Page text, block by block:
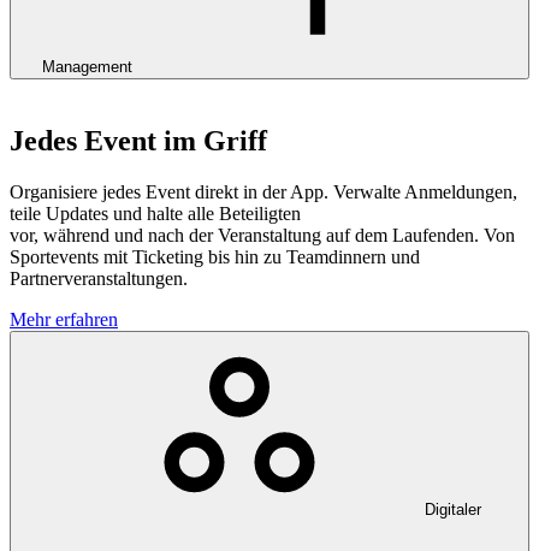
Management
Jedes Event im Griff
Organisiere jedes Event direkt in der App. Verwalte Anmeldungen,
teile Updates und halte alle Beteiligten
vor, während und nach der Veranstaltung auf dem Laufenden. Von
Sportevents mit Ticketing bis hin zu Teamdinnern und
Partnerveranstaltungen.
Mehr erfahren